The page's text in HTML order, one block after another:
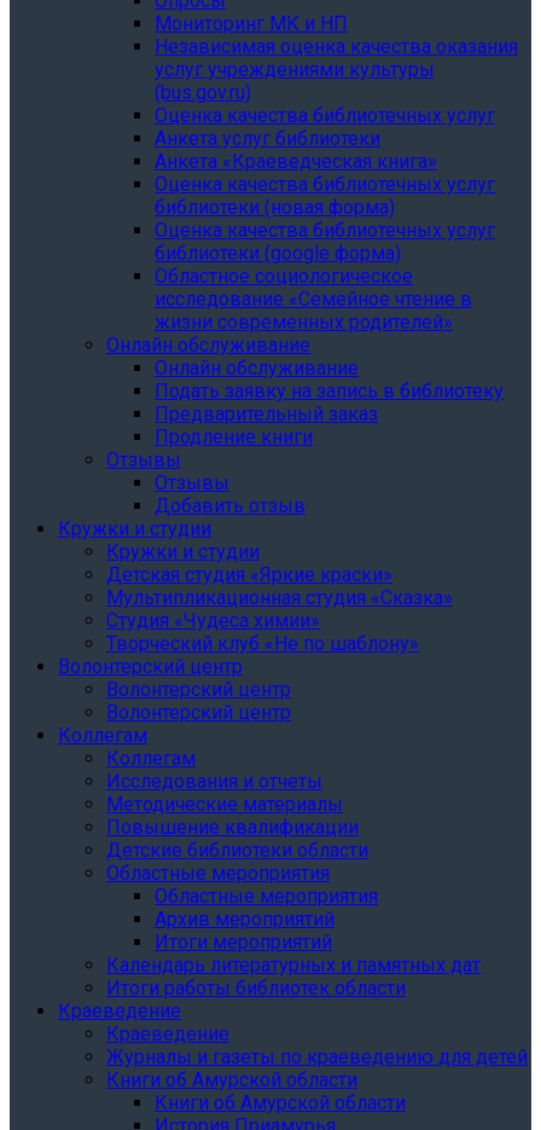
Мониторинг МК и НП
Независимая оценка качества оказания
услуг учреждениями культуры
(bus.gov.ru)
Оценка качества библиотечных услуг
Анкета услуг библиотеки
Анкета «Краеведческая книга»
Oценка качества библиотечных услуг
библиотеки (новая форма)
Oценка качества библиотечных услуг
библиотеки (google форма)
Областное социологическое
исследование «Семейное чтение в
жизни современных родителей»
Онлайн обслуживание
Онлайн обслуживание
Подать заявку на запись в библиотеку
Предварительный заказ
Продление книги
Отзывы
Отзывы
Добавить отзыв
Кружки и студии
Кружки и студии
Детская студия «Яркие краски»
Мультипликационная студия «Сказка»
Студия «Чудеса химии»
Творческий клуб «Не по шаблону»
Волонтерский центр
Волонтерский центр
Волонтерский центр
Коллегам
Коллегам
Исследования и отчеты
Методические материалы
Повышение квалификации
Детские библиотеки области
Областные мероприятия
Областные мероприятия
Архив мероприятий
Итоги мероприятий
Календарь литературных и памятных дат
Итоги работы библиотек области
Краеведение
Краеведение
Журналы и газеты по краеведению для детей
Книги об Амурской области
Книги об Амурской области